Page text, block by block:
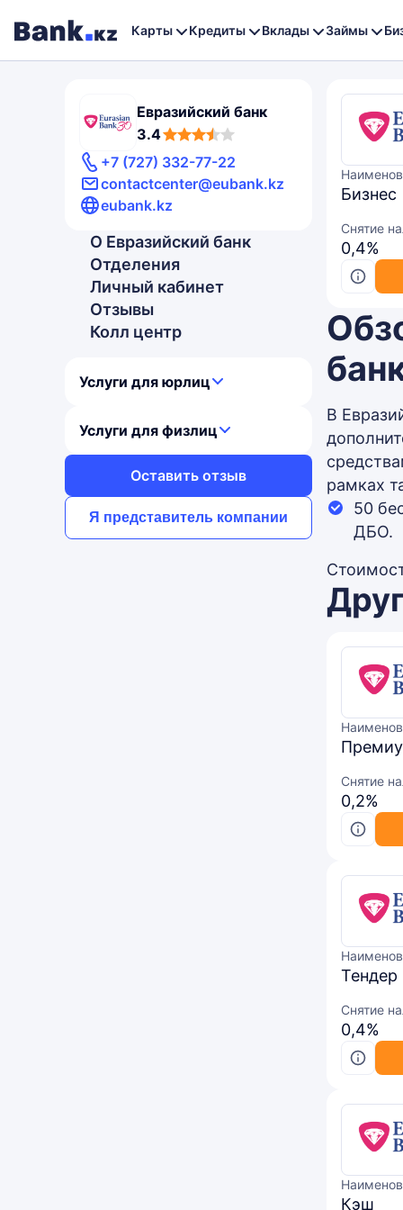
Карты Кредиты Вклады Займы
Евразийский банк
3.4
+7 (727) 332-77-22
contactcenter@eubank.kz
eubank.kz
О Евразийский банк
Отделения
Личный кабинет
Отзывы
Колл центр
Услуги для юрлиц
Услуги для физлиц
Оставить отзыв
Я представитель компании
Бизнес
Снятие
0,4%
В
рамках
50
ДБО.
Снятие
0,2%
Тендер
Снятие
0,4%
Кэш